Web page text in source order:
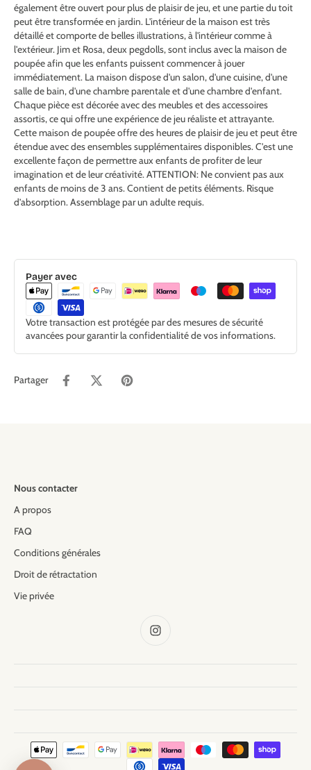
également être ouvert pour plus de plaisir de jeu, et une partie du toit
peut être transformée en jardin. L'intérieur de la maison est très
détaillé et comporte de belles illustrations, à l'intérieur comme à
l'extérieur. Jim et Rosa, deux pegdolls, sont inclus avec la maison de
poupée afin que les enfants puissent commencer à jouer
immédiatement. La maison dispose d'un salon, d'une cuisine, d'une
salle de bain, d'une chambre parentale et d'une chambre d'enfant.
Chaque pièce est décorée avec des meubles et des accessoires
assortis, ce qui offre une expérience de jeu réaliste et attrayante.
Cette maison de poupée offre des heures de plaisir de jeu et peut être
étendue avec des ensembles supplémentaires disponibles. C'est une
excellente façon de permettre aux enfants de profiter de leur
imagination et de leur créativité. ATTENTION: Ne convient pas aux
enfants de moins de 3 ans. Contient de petits éléments. Risque
d’absorption. Assemblage par un adulte requis.
Payer avec
Votre transaction est protégée par des mesures de sécurité
avancées pour garantir la confidentialité de vos informations.
Partager
Nous contacter
A propos
FAQ
Conditions générales
Droit de rétractation
Vie privée